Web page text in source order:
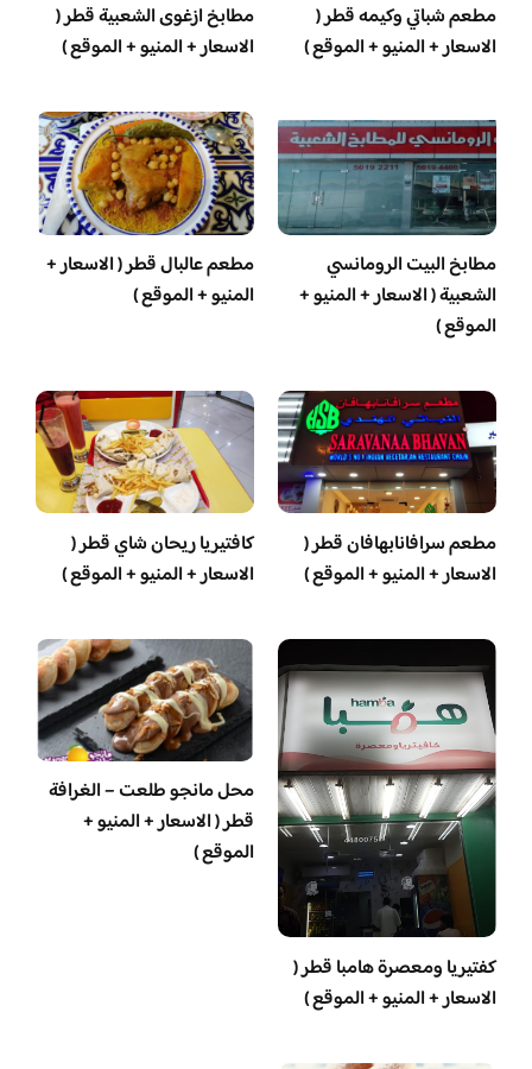
مطعم شباتي وكيمه قطر (
الاسعار + المنيو + الموقع )
مطابخ ازغوى الشعبية قطر (
الاسعار + المنيو + الموقع )
مطابخ البيت الرومانسي
الشعبية ( الاسعار + المنيو +
الموقع )
مطعم عالبال قطر ( الاسعار +
المنيو + الموقع )
مطعم سرافانابهافان قطر (
الاسعار + المنيو + الموقع )
كافتيريا ريحان شاي قطر (
الاسعار + المنيو + الموقع )
‏كفتيريا ومعصرة هامبا قطر (
الاسعار + المنيو + الموقع )
محل مانجو طلعت – الغرافة
قطر ( الاسعار + المنيو +
الموقع )